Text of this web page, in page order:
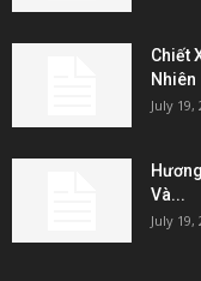
Chiết
Nhiên
July 19,
Và...
July 19,